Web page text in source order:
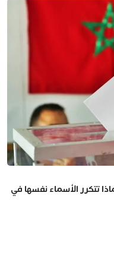
تتكرر الأسماء نفسها في